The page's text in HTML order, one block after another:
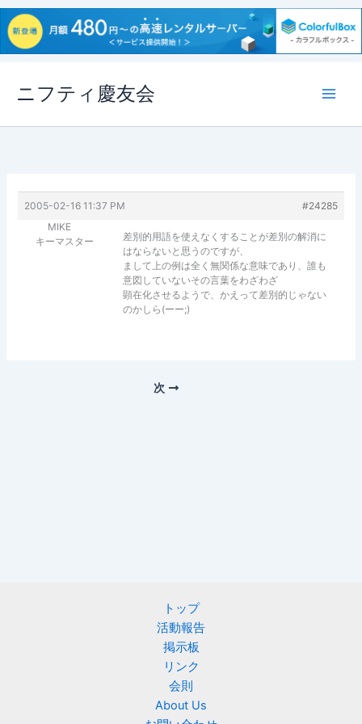
ス
ニフティ慶友会
2005-02-16 11:37 PM
#24285
MIKE
キーマスター
差別的用語を使えなくすることが差別の解消に
はならないと思うのですが、
まして上の例は全く無関係な意味であり、誰も
意図していないその言葉をわざわざ
顕在化させるようで、かえって差別的じゃない
のかしら(ーー;)
次
トップ
活動報告
掲示板
リンク
会則
About Us